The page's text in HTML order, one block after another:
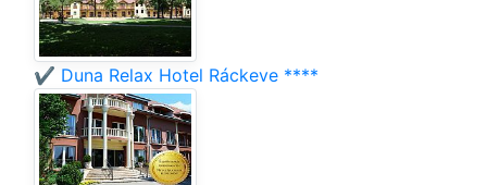
✔️ Duna Relax Hotel Ráckeve ****